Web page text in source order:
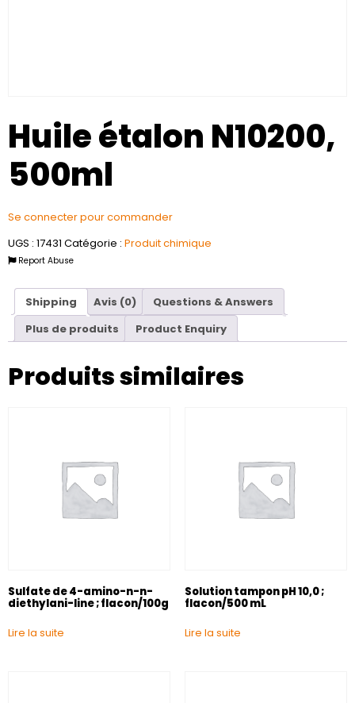
Huile étalon N10200,
500ml
Se connecter pour commander
UGS : 17431 Catégorie : Produit chimique
Report Abuse
Shipping Avis (0)
Questions & Answers
Plus de produits
Product Enquiry
Produits similaires
Sulfate de 4-amino-n-n-
diethylani-line ; flacon/100g
Lire la suite
Solution tampon pH 10,0 ;
flacon/500 mL
Lire la suite